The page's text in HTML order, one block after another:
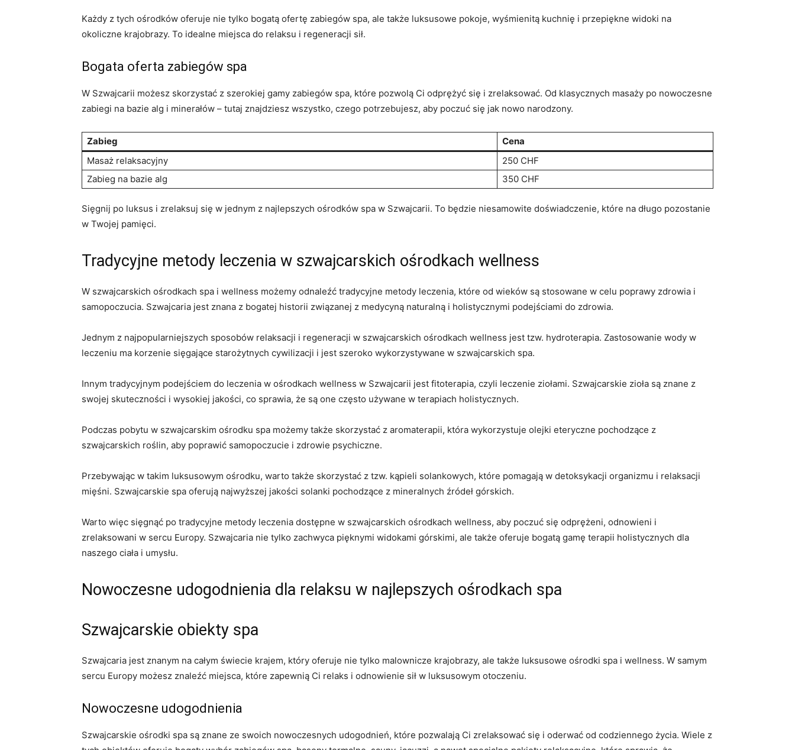
Każdy ‍z tych ośrodków oferuje nie tylko bogatą ofertę‍ zabiegów spa, ale także luksusowe pokoje, wyśmienitą kuchnię i przepiękne widoki na
okoliczne krajobrazy. To idealne‌ miejsca do relaksu i regeneracji sił.
Bogata oferta zabiegów spa
W Szwajcarii możesz skorzystać z szerokiej gamy zabiegów spa, które pozwolą Ci odprężyć się i zrelaksować.‌ Od klasycznych masaży po nowoczesne​
zabiegi na ‌bazie alg i minerałów – tutaj znajdziesz wszystko, czego potrzebujesz, aby poczuć się jak nowo ⁢narodzony.
Zabieg
Cena
Masaż relaksacyjny
250 CHF
Zabieg na bazie alg
350 CHF
Sięgnij po luksus i zrelaksuj się w jednym z najlepszych ośrodków spa w Szwajcarii.⁣ To będzie niesamowite doświadczenie, które na ‍długo pozostanie
w Twojej pamięci.
Tradycyjne metody leczenia w szwajcarskich ośrodkach wellness
W szwajcarskich⁤ ośrodkach spa i wellness możemy odnaleźć tradycyjne metody leczenia, które od wieków są stosowane w celu poprawy zdrowia i
samopoczucia. Szwajcaria jest znana z‌ bogatej historii związanej z medycyną naturalną i holistycznymi podejściami‍ do ⁢zdrowia.
Jednym z najpopularniejszych sposobów relaksacji i⁢ regeneracji w szwajcarskich ośrodkach wellness jest tzw. hydroterapia. Zastosowanie wody w
leczeniu ma korzenie sięgające starożytnych cywilizacji i ⁢jest szeroko wykorzystywane w szwajcarskich spa.
Innym tradycyjnym podejściem do​ leczenia ⁤w ośrodkach wellness w Szwajcarii⁣ jest fitoterapia, czyli leczenie ziołami. Szwajcarskie zioła są⁤ znane z
swojej skuteczności i wysokiej jakości, co sprawia, że są one często używane w terapiach holistycznych.
Podczas‌ pobytu w szwajcarskim ⁢ośrodku spa możemy także skorzystać z aromaterapii, która wykorzystuje olejki eteryczne pochodzące z
szwajcarskich roślin, aby ⁤poprawić samopoczucie i zdrowie psychiczne.
Przebywając​ w takim luksusowym ośrodku, warto także skorzystać z tzw. kąpieli solankowych, które pomagają w⁢ detoksykacji organizmu i relaksacji
mięśni. Szwajcarskie spa oferują⁣ najwyższej jakości solanki ‌pochodzące z mineralnych⁤ źródeł górskich.
Warto więc sięgnąć po tradycyjne metody leczenia dostępne w szwajcarskich ośrodkach wellness,‍ aby poczuć się odprężeni, odnowieni i
zrelaksowani w sercu Europy. Szwajcaria nie tylko zachwyca pięknymi widokami górskimi, ale także oferuje bogatą gamę terapii holistycznych dla
naszego ciała i umysłu.
Nowoczesne udogodnienia dla relaksu w najlepszych ośrodkach spa
Szwajcarskie obiekty spa
Szwajcaria jest znanym na całym świecie krajem, który ⁣oferuje nie tylko malownicze krajobrazy, ale także ‌luksusowe ośrodki spa i wellness. W samym
sercu Europy możesz znaleźć miejsca, które zapewnią Ci relaks i odnowienie sił w luksusowym ​otoczeniu.
Nowoczesne udogodnienia
Szwajcarskie ośrodki spa są znane ze swoich nowoczesnych udogodnień, które ​pozwalają Ci zrelaksować się i oderwać od codziennego życia. Wiele z